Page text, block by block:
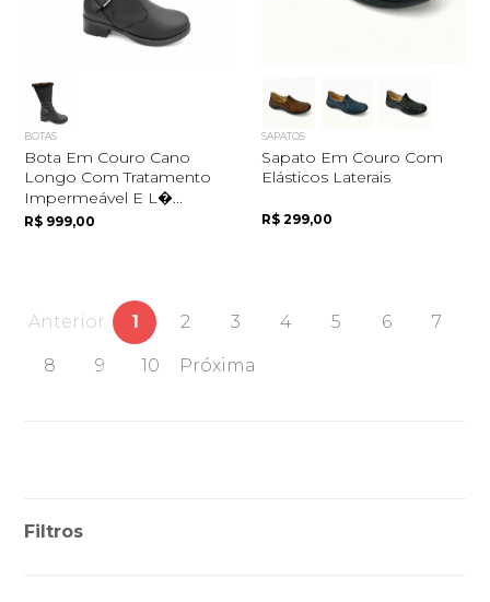
BOTAS
Bota Em Couro Cano
Longo Com Tratamento
Impermeável E L�...
R$ 999,00
SAPATOS
Sapato Em Couro Com
Elásticos Laterais
R$ 299,00
Anterior 1 2 3 4 5 6 7
8 9 10 Próxima
Filtros